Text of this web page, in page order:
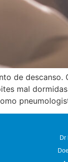
de
mal
Dr